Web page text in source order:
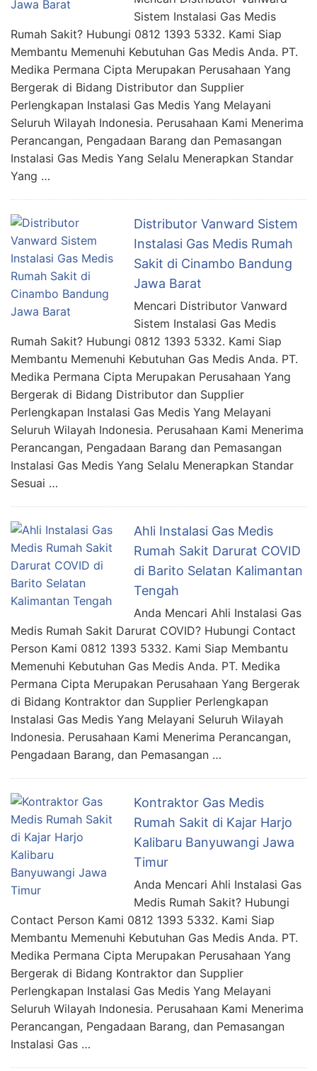
Sistem Instalasi Gas Medis
Rumah Sakit? Hubungi 0812 1393 5332. Kami Siap
Membantu Memenuhi Kebutuhan Gas Medis Anda. PT.
Medika Permana Cipta Merupakan Perusahaan Yang
Bergerak di Bidang Distributor dan Supplier
Perlengkapan Instalasi Gas Medis Yang Melayani
Seluruh Wilayah Indonesia. Perusahaan Kami Menerima
Perancangan, Pengadaan Barang dan Pemasangan
Instalasi Gas Medis Yang Selalu Menerapkan Standar
Yang …
Distributor Vanward Sistem
Instalasi Gas Medis Rumah
Sakit di Cinambo Bandung
Jawa Barat
Mencari Distributor Vanward
Sistem Instalasi Gas Medis
Rumah Sakit? Hubungi 0812 1393 5332. Kami Siap
Membantu Memenuhi Kebutuhan Gas Medis Anda. PT.
Medika Permana Cipta Merupakan Perusahaan Yang
Bergerak di Bidang Distributor dan Supplier
Perlengkapan Instalasi Gas Medis Yang Melayani
Seluruh Wilayah Indonesia. Perusahaan Kami Menerima
Perancangan, Pengadaan Barang dan Pemasangan
Instalasi Gas Medis Yang Selalu Menerapkan Standar
Sesuai …
Ahli Instalasi Gas Medis
Rumah Sakit Darurat COVID
di Barito Selatan Kalimantan
Tengah
Anda Mencari Ahli Instalasi Gas
Medis Rumah Sakit Darurat COVID? Hubungi Contact
Person Kami 0812 1393 5332. Kami Siap Membantu
Memenuhi Kebutuhan Gas Medis Anda. PT. Medika
Permana Cipta Merupakan Perusahaan Yang Bergerak
di Bidang Kontraktor dan Supplier Perlengkapan
Instalasi Gas Medis Yang Melayani Seluruh Wilayah
Indonesia. Perusahaan Kami Menerima Perancangan,
Pengadaan Barang, dan Pemasangan …
Kontraktor Gas Medis
Rumah Sakit di Kajar Harjo
Kalibaru Banyuwangi Jawa
Timur
Anda Mencari Ahli Instalasi Gas
Medis Rumah Sakit? Hubungi
Contact Person Kami 0812 1393 5332. Kami Siap
Membantu Memenuhi Kebutuhan Gas Medis Anda. PT.
Medika Permana Cipta Merupakan Perusahaan Yang
Bergerak di Bidang Kontraktor dan Supplier
Perlengkapan Instalasi Gas Medis Yang Melayani
Seluruh Wilayah Indonesia. Perusahaan Kami Menerima
Perancangan, Pengadaan Barang, dan Pemasangan
Instalasi Gas …